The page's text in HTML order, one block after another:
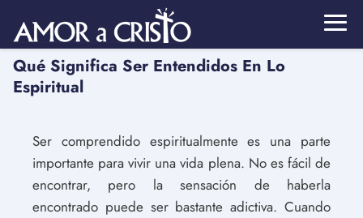
Qué Significa Ser Entendidos En Lo
Espiritual
Ser comprendido espiritualmente es una parte
importante para vivir una vida plena. No es fácil de
encontrar, pero la sensación de haberla
encontrado puede ser bastante adictiva. Cuando